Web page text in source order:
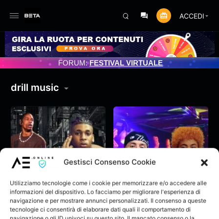
Gestisci Consenso Cookie
Utilizziamo tecnologie come i cookie per memorizzare e/o accedere alle
informazioni del dispositivo. Lo facciamo per migliorare l'esperienza di
navigazione e per mostrare annunci personalizzati. Il consenso a queste
tecnologie ci consentirà di elaborare dati quali il comportamento di
ACCEDI
PROGRAMMATO 3/07/2025
FORUM:FESTIVAL VIRTUALE
drill music
Nle Choppa ft Travis
Central Cee ft Ice